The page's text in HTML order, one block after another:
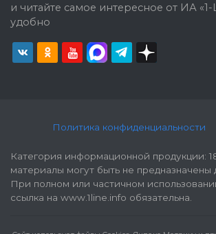
и читайте самое интересное от ИА «1-
удобно
Политика конфиденциальности
Категория информационной продукции:
материалы могут быть не предназначены
При полном или частичном
ссылка на www.1line.info обязательна.